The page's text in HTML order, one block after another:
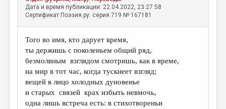
КОММЕНТАРИИ
ЛИТСАЛОН
НОВОСТИ
ПРАВИЛА САЙТА
ОТДЕЛЫ И РУБРИКИ
ИЗБРАННОЕ
Дата и время публикации: 22.04.2022, 23:27:58
Сертификат Поэзия.ру: серия 719 № 167181
Того во имя, кто дарует время,
ты держишь с поколеньем общий ряд,
безмолвным взглядом смотришь, как в яреме,
на мир в тот час, когда тускнеет взгляд;
вещей в лицо холодных дуновенье
и старых связей крах избыть невмочь,
одна лишь встреча есть: в стихотвореньи